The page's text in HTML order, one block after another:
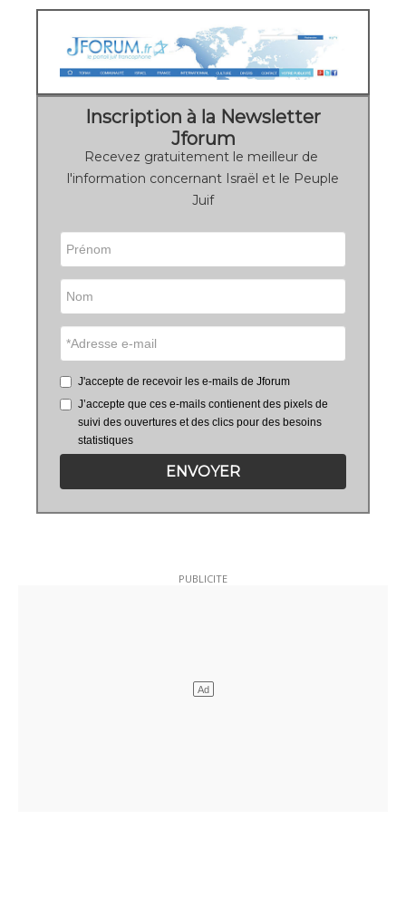
Inscription à la Newsletter
Jforum
Recevez gratuitement le meilleur de
l'information concernant Israël et le Peuple
Juif
J'accepte de recevoir les e-mails de Jforum
J’accepte que ces e-mails contienent des pixels de
suivi des ouvertures et des clics pour des besoins
statistiques
ENVOYER